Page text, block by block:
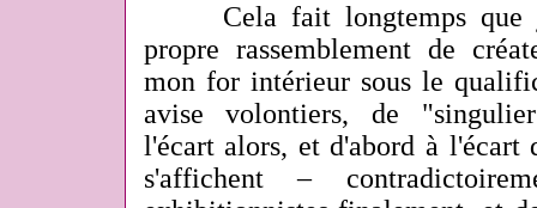
Cela fait longtemps que
propre rassemblement de
mon for intérieur sous le
avise volontiers, de
l'écart alors, et d'abord à
s'affichent –